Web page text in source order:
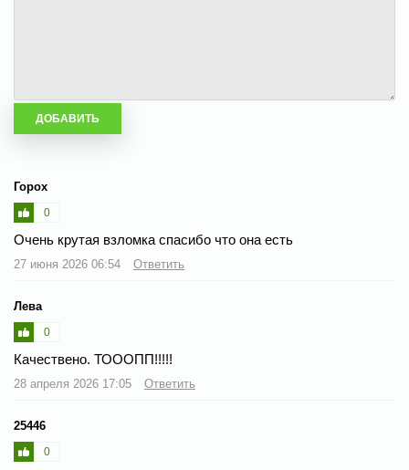
Горох
0
Очень крутая взломка спасибо что она есть
27 июня 2026 06:54 Ответить
Лева
0
Качествено. ТОООПП!!!!!
28 апреля 2026 17:05 Ответить
25446
0